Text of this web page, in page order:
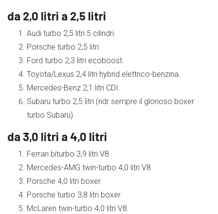
da 2,0 litri a 2,5 litri
Audi turbo 2,5 litri 5 cilindri.
Porsche turbo 2,5 litri.
Ford turbo 2,3 litri ecoboost.
Toyota/Lexus 2,4 litri hybrid elettrico-benzina.
Mercedes-Benz 2,1 litri CDI.
Subaru turbo 2,5 litri (ndr sempre il glorioso boxer
turbo Subaru)
da 3,0 litri a 4,0 litri
Ferrari biturbo 3,9 litri V8.
Mercedes-AMG twin-turbo 4,0 litri V8.
Porsche 4,0 litri boxer.
Porsche turbo 3,8 litri boxer.
McLaren twin-turbo 4,0 litri V8.